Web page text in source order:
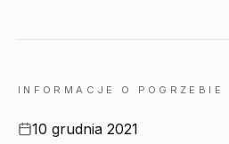
INFORMACJE O POGRZEBIE
Data10 grudnia 2021